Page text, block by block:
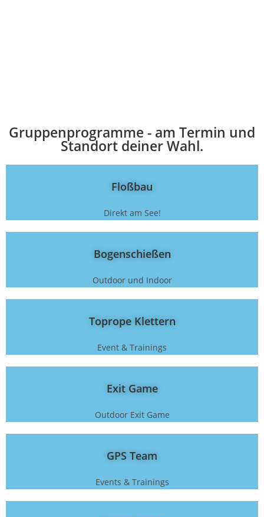
Gruppenprogramme - am Termin und
Standort deiner Wahl.
Floßbau
Direkt am See!
Bogenschießen
Outdoor und Indoor
Toprope Klettern
Event & Trainings
Exit Game
Outdoor Exit Game
GPS Team
Events & Trainings